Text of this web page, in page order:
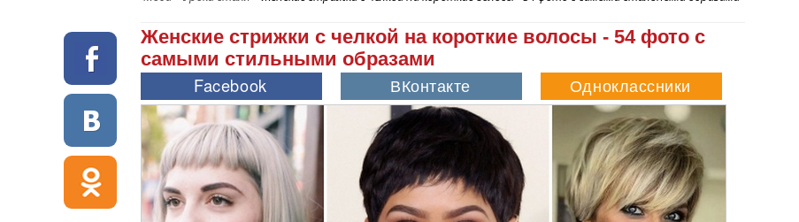
Женские стрижки с челкой на короткие волосы - 54 фото с
самыми стильными образами